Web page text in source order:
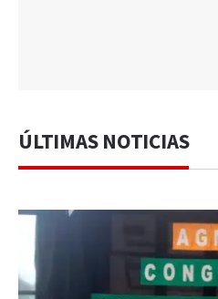
ÚLTIMAS NOTICIAS